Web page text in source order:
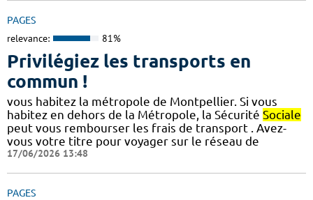
PAGES
relevance: 81%
Privilégiez les transports en
commun !
vous habitez la métropole de Montpellier. Si vous
habitez en dehors de la Métropole, la Sécurité Sociale
peut vous rembourser les frais de transport . Avez-
vous votre titre pour voyager sur le réseau de
17/06/2026 13:48
PAGES